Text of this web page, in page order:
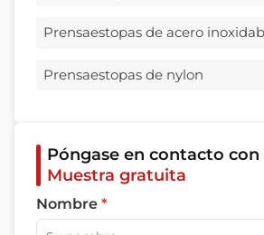
Prensaestopas de acero
Prensaestopas de nylon
Póngase en contacto
Muestra gratuita
Nombre *